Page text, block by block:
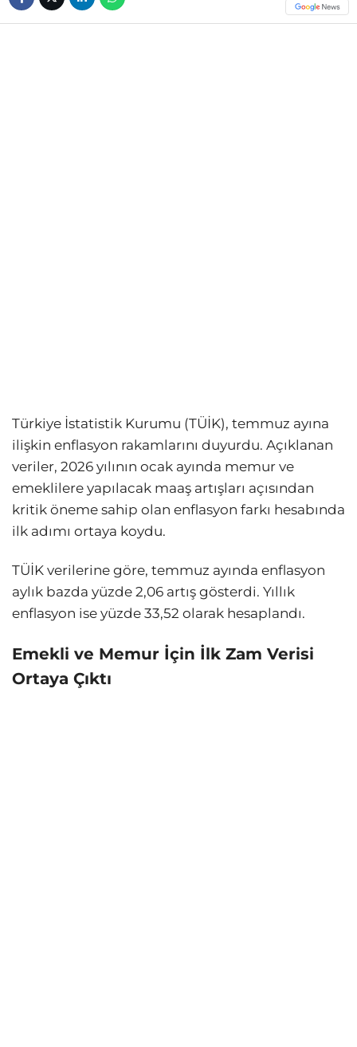
Türkiye İstatistik Kurumu (TÜİK), temmuz ayına
ilişkin enflasyon rakamlarını duyurdu. Açıklanan
veriler, 2026 yılının ocak ayında memur ve
emeklilere yapılacak maaş artışları açısından
kritik öneme sahip olan enflasyon farkı hesabında
ilk adımı ortaya koydu.
TÜİK verilerine göre, temmuz ayında enflasyon
aylık bazda yüzde 2,06 artış gösterdi. Yıllık
enflasyon ise yüzde 33,52 olarak hesaplandı.
Emekli ve Memur İçin İlk Zam Verisi
Ortaya Çıktı